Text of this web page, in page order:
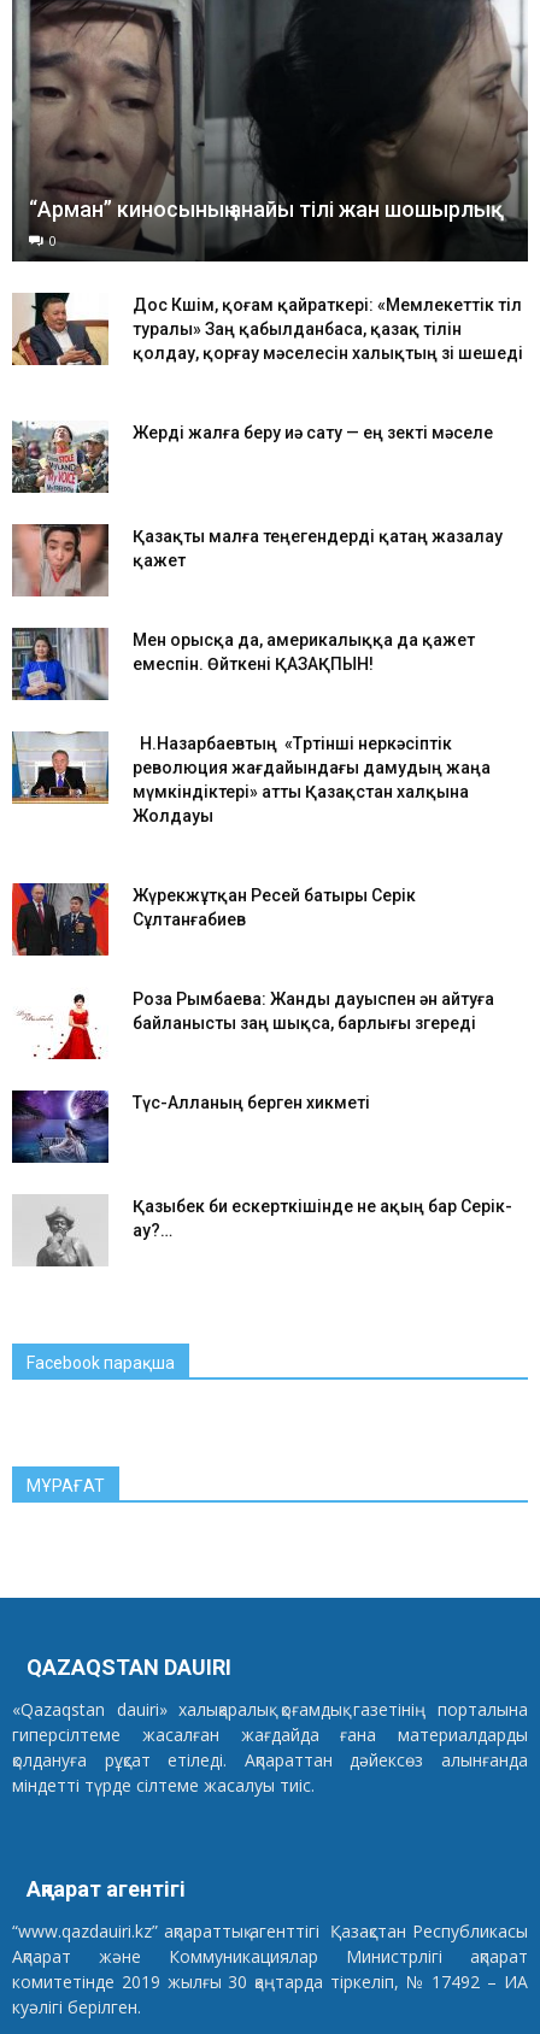
“Арман” киносының анайы тілі жан шошырлық
0
Дос Көшім, қоғам қайраткері: «Мемлекеттік тіл
туралы» Заң қабылданбаса, қазақ тілін
қолдау, қорғау мәселесін халықтың өзі шешеді
Жерді жалға беру иә сату — ең өзекті мәселе
Қазақты малға теңегендерді қатаң жазалау
қажет
Мен орысқа да, америкалыққа да қажет
емеспін. Өйткені ҚАЗАҚПЫН!
Н.Назарбаевтың «Төртінші өнеркәсіптік
революция жағдайындағы дамудың жаңа
мүмкіндіктері» атты Қазақстан халқына
Жолдауы
Жүрекжұтқан Ресей батыры Серік
Сұлтанғабиев
Роза Рымбаева: Жанды дауыспен ән айтуға
байланысты заң шықса, барлығы өзгереді
Түс-Алланың берген хикметі
Қазыбек би ескерткішінде не ақың бар Серік-
ау?…
Facebook парақша
МҰРАҒАТ
QAZAQSTAN DAUIRI
«Qazaqstan dauiri» халықаралық қоғамдық газетінің порталына
гиперсілтеме жасалған жағдайда ғана материалдарды
қолдануға рұқсат етіледі. Ақпараттан дәйексөз алынғанда
міндетті түрде сілтеме жасалуы тиіс.
Ақпарат агентігі
“www.qazdauiri.kz” ақпараттық агенттігі Қазақстан Республикасы
Ақпарат және Коммуникациялар Министрлігі ақпарат
комитетінде 2019 жылғы 30 қаңтарда тіркеліп, № 17492 – ИА
куәлігі берілген.